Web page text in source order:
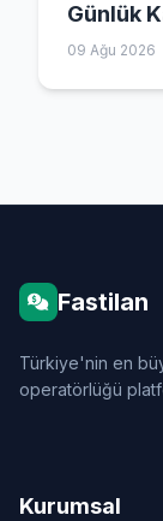
Günlük
09 Ağu 2026
Fastilan
Türkiye'nin en
operatörlüğü
Kurumsal